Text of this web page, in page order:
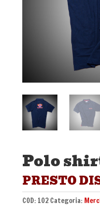
Polo
PRESTO
COD: 102 Categoria: